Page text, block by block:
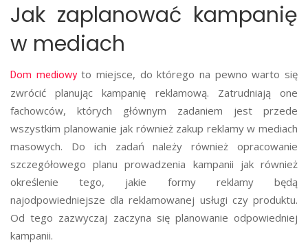
Jak zaplanować kampanię
w mediach
Dom mediowyto miejsce, do którego na pewno warto się
zwrócić planując kampanię reklamową. Zatrudniają one
fachowców, których głównym zadaniem jest przede
wszystkim planowanie jak również zakup reklamy w mediach
masowych. Do ich zadań należy również opracowanie
szczegółowego planu prowadzenia kampanii jak również
określenie tego, jakie formy reklamy będą
najodpowiedniejsze dla reklamowanej usługi czy produktu.
Od tego zazwyczaj zaczyna się planowanie odpowiedniej
kampanii.